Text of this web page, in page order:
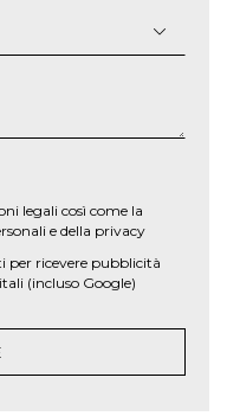
legali così come la
e della privacy
per ricevere pubblicità
(incluso Google)